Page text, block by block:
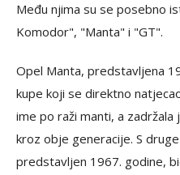
Među njima su se posebno
Komodor", "Manta" i "GT".
Opel Manta, predstavljena
kupe koji se direktno
ime po raži manti, a
kroz obje generacije. S
predstavljen 1967. godine,